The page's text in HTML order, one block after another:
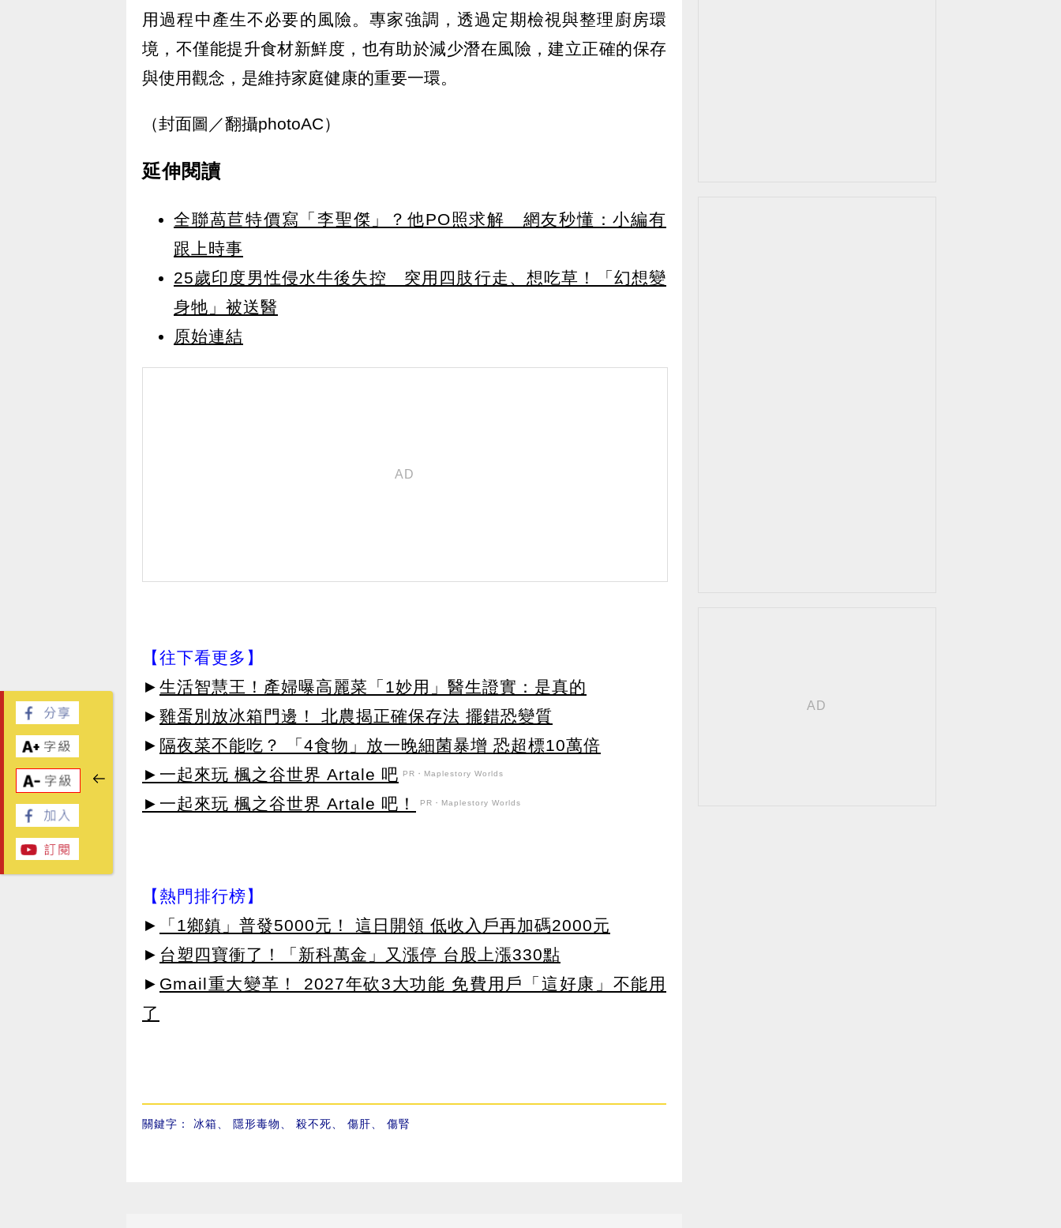
用過程中產生不必要的風險。專家強調，透過定期檢視與整理廚房環
境，不僅能提升食材新鮮度，也有助於減少潛在風險，建立正確的保存
與使用觀念，是維持家庭健康的重要一環。
（封面圖／翻攝photoAC）
延伸閱讀
全聯萵苣特價寫「李聖傑」？他PO照求解 網友秒懂：小編有
跟上時事
25歲印度男性侵水牛後失控 突用四肢行走、想吃草！「幻想變
身牠」被送醫
原始連結
【往下看更多】
► 生活智慧王！產婦曝高麗菜「1妙用」醫生證實：是真的
► 雞蛋別放冰箱門邊！ 北農揭正確保存法 擺錯恐變質
► 隔夜菜不能吃？ 「4食物」放一晚細菌暴增 恐超標10萬倍
►一起來玩 楓之谷世界 Artale 吧
PR・Maplestory Worlds
►一起來玩 楓之谷世界 Artale 吧！ PR・Maplestory Worlds
【熱門排行榜】
►
「1鄉鎮」普發5000元！ 這日開領 低收入戶再加碼2000元
► 台塑四寶衝了！「新科萬金」又漲停 台股上漲330點
► Gmail重大變革！ 2027年砍3大功能 免費用戶「這好康」不能用
了
關鍵字： 冰箱、 隱形毒物、 殺不死、 傷肝、 傷腎